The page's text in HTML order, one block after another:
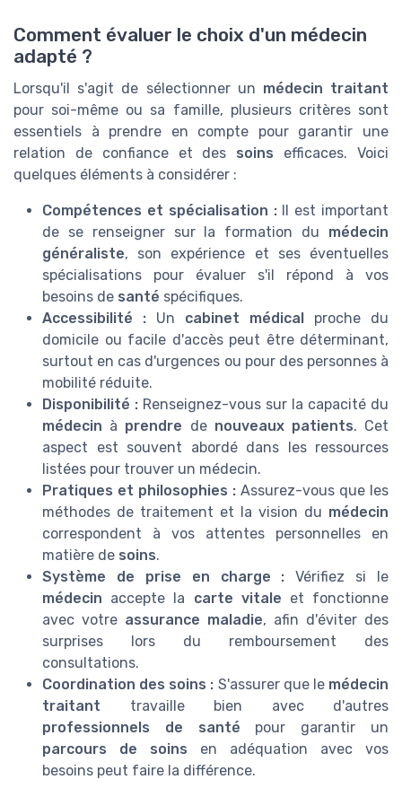
Comment évaluer le choix d'un médecin
adapté ?
Lorsqu'il s'agit de sélectionner un médecin traitant
pour soi-même ou sa famille, plusieurs critères sont
essentiels à prendre en compte pour garantir une
relation de confiance et des soins efficaces. Voici
quelques éléments à considérer :
Compétences et spécialisation :Il est important
de se renseigner sur la formation du médecin
généraliste, son expérience et ses éventuelles
spécialisations pour évaluer s'il répond à vos
besoins de santé spécifiques.
Accessibilité : Un cabinet médical
proche du
domicile ou facile d'accès peut être déterminant,
surtout en cas d'urgences ou pour des personnes à
mobilité réduite.
Disponibilité : Renseignez-vous sur la capacité du
médecin à prendre de nouveaux patients. Cet
aspect est souvent abordé dans les ressources
listées pour trouver un médecin.
Pratiques et philosophies : Assurez-vous que les
méthodes de traitement et la vision du médecin
correspondent à vos attentes personnelles en
matière de soins.
Système de prise en charge : Vérifiez si le
médecin accepte la carte vitale et fonctionne
avec votre assurance maladie, afin d'éviter des
surprises lors du remboursement des
consultations.
Coordination des soins : S'assurer que le médecin
traitant travaille bien avec d'autres
professionnels de santé pour garantir un
parcours de soins en adéquation avec vos
besoins peut faire la différence.